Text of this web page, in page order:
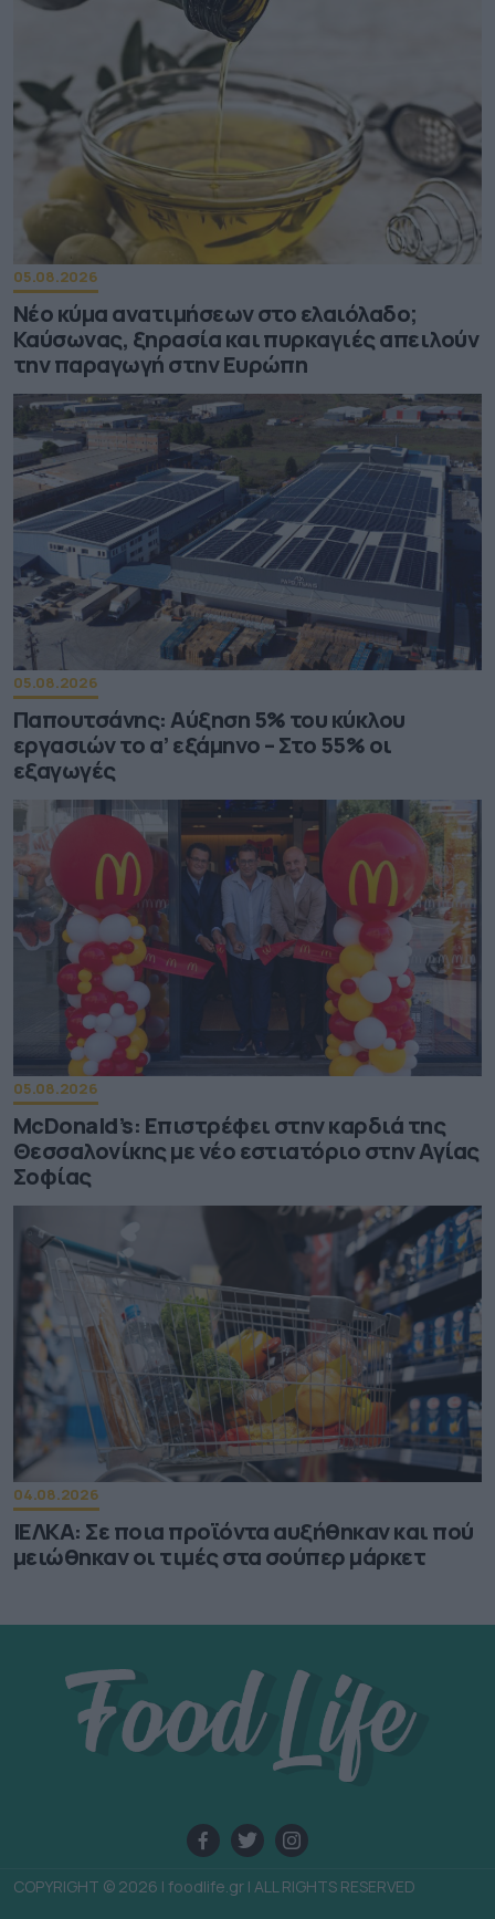
05.08.2026
Νέο κύμα ανατιμήσεων στο ελαιόλαδο;
Καύσωνας, ξηρασία και πυρκαγιές απειλούν
την παραγωγή στην Ευρώπη
05.08.2026
Παπουτσάνης: Αύξηση 5% του κύκλου
εργασιών το α’ εξάμηνο – Στο 55% οι
εξαγωγές
05.08.2026
McDonald’s: Επιστρέφει στην καρδιά της
Θεσσαλονίκης με νέο εστιατόριο στην Αγίας
Σοφίας
04.08.2026
ΙΕΛΚΑ: Σε ποια προϊόντα αυξήθηκαν και πού
μειώθηκαν οι τιμές στα σούπερ μάρκετ
COPYRIGHT © 2026 | foodlife.gr | ALL RIGHTS RESERVED